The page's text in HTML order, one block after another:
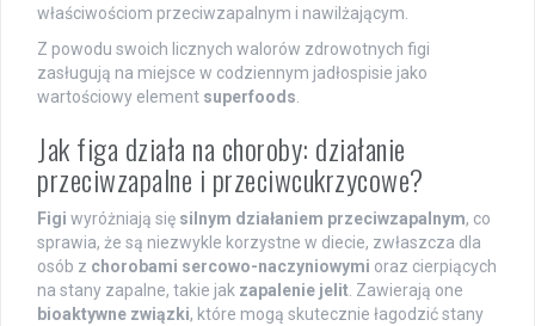
właściwościom przeciwzapalnym i nawilżającym.
Z powodu swoich licznych walorów zdrowotnych figi
zasługują na miejsce w codziennym jadłospisie jako
wartościowy element superfoods
Jak figa działa na choroby: działanie
przeciwzapalne i przeciwcukrzycowe?
Figi wyróżniają się silnym działaniem przeciwzapalnym, co
sprawia, że są niezwykle korzystne w diecie, zwłaszcza dla
osób z chorobami sercowo-naczyniowymi oraz cierpiących
na stany zapalne, takie jak zapalenie jelit . Zawierają one
bioaktywne związki, które mogą skutecznie łagodzić stany